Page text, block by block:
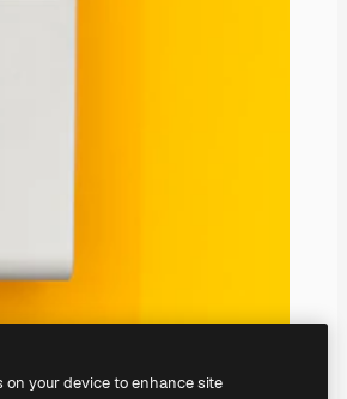
on your device to enhance site